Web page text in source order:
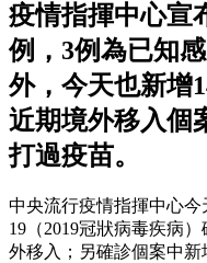
疫情指揮中心宣
例，3例為已知
外，今天也新增
近期境外移入個
打過疫苗。
中央流行疫情指揮中心
19（2019冠狀病毒疾病
外移入；另確診個案中新